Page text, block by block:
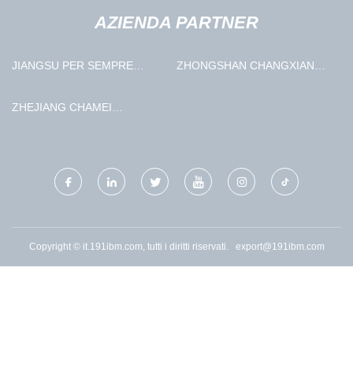
AZIENDA PARTNER
JIANGSU PER SEMPRE
ZHONGSHAN CHANGXIANG
ZHEJIANG CHAMEI
Copyright © it.191ibm.com, tutti i diritti riservati. export@191ibm.com